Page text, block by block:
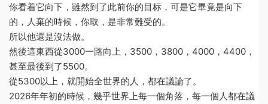
你看着它向下，雖然到了此前你的目标，可是它畢竟是向下
的，人棄的時候，你取，是非常難受的。
所以他還是沒法做。
然後這東西從3000一路向上，3500，3800，4000，4400，
甚至最後到了5500。
從5300以上，就開始全世界的人，都在議論了。
2026年年初的時候，幾乎世界上每一個角落，每一個人都在議